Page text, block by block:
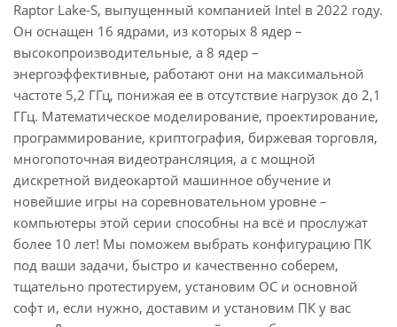
Raptor Lake-S, выпущенный компанией Intel в 2022 году.
Он оснащен 16 ядрами, из которых 8 ядер –
высокопроизводительные, а 8 ядер –
энергоэффективные, работают они на максимальной
частоте 5,2 ГГц, понижая ее в отсутствие нагрузок до 2,1
ГГц. Математическое моделирование, проектирование,
программирование, криптография, биржевая торговля,
многопоточная видеотрансляция, а с мощной
дискретной видеокартой машинное обучение и
новейшие игры на соревновательном уровне –
компьютеры этой серии способны на всё и прослужат
более 10 лет! Мы поможем выбрать конфигурацию ПК
под ваши задачи, быстро и качественно соберем,
тщательно протестируем, установим ОС и основной
софт и, если нужно, доставим и установим ПК у вас